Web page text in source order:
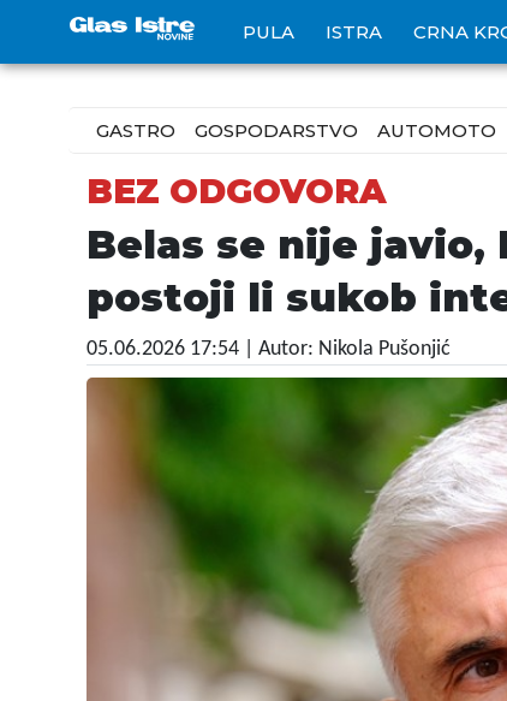
PULA ISTRA CRNA
GASTRO GOSPODARSTVO AUTOMOTO
BEZ ODGOVORA
Belas se nije javio,
postoji li sukob
05.06.2026 17:54 | Autor: Nikola Pušonjić